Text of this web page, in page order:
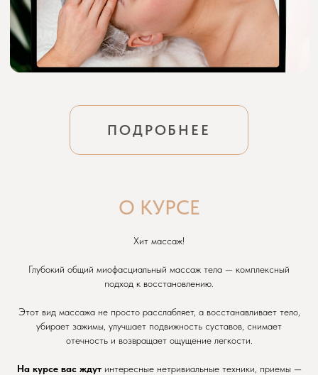
О КУРСЕ
Хит массаж!
Глубокий общий миофасциальный массаж тела — комплексный
подход к восстановлению.
Этот вид массажа не просто расслабляет, а восстанавливает тело,
убирает зажимы, улучшает подвижность суставов, снимает
отечность и возвращает ощущение легкости.
На курсе вас ждут интересные нетривиальные техники, приемы —